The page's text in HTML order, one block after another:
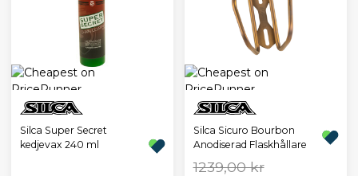
Silca Super Secret
kedjevax 240 ml
Silca Sicuro Bourbon
Anodiserad Flaskhållare
1239,00 kr